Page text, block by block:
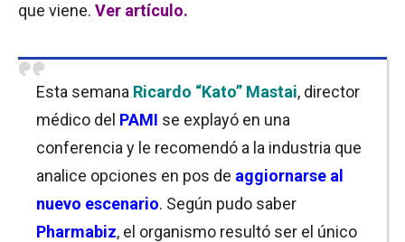
que viene. Ver artículo.
Esta semana Ricardo “Kato” Mastai, director
médico del PAMI se explayó en una
conferencia y le recomendó a la industria que
analice opciones en pos de aggiornarse al
nuevo escenario. Según pudo saber
Pharmabiz, el organismo resultó ser el único